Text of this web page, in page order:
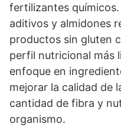
fertilizantes
aditivos y almidones
productos sin gluten
perfil nutricional más
enfoque en
mejorar la calidad de
cantidad de fibra y
organismo.